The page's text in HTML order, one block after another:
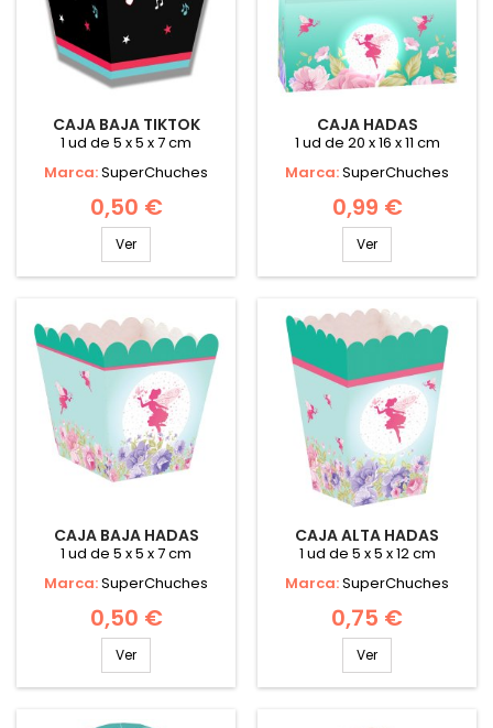
CAJA BAJA TIKTOK
1 ud de 5 x 5 x 7 cm
Marca:SuperChuches
0,50 €
Ver
CAJA HADAS
1 ud de 20 x 16 x 11 cm
Marca:SuperChuches
0,99 €
Ver
CAJA BAJA HADAS
1 ud de 5 x 5 x 7 cm
Marca:SuperChuches
0,50 €
Ver
CAJA ALTA HADAS
1 ud de 5 x 5 x 12 cm
Marca:SuperChuches
0,75 €
Ver